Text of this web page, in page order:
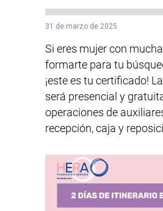
31 de marzo de 2025
Si eres mujer con
formarte para tu
¡este es tu certificado!
será presencial y
operaciones de
recepción, caja y